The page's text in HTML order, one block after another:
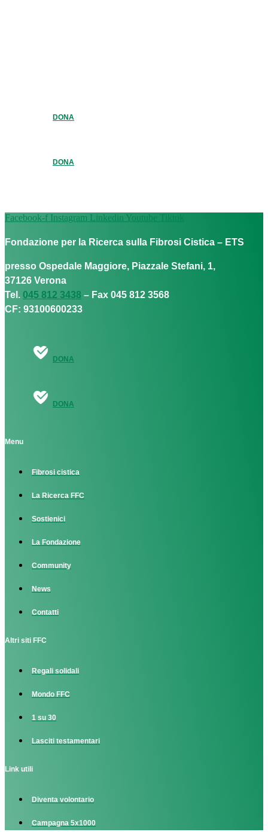
DONA
DONA
Facebook-f Instagram Linkedin Youtube Tiktok
Fondazione per la Ricerca sulla Fibrosi Cistica – ETS
presso Ospedale Maggiore, Piazzale Stefani, 1,
37126 Verona
Tel. 045 812 3438 – Fax 045 812 3568
CF: 93100600233
DONA
DONA
Menu
Fibrosi cistica
La Ricerca FFC
Sostienici
La Fondazione
Community
News
Contatti
Altri siti FFC
Regali solidali
Mondo FFC
1 su 30
Lasciti testamentari
Link utili
Diventa volontario
Campagna 5x1000